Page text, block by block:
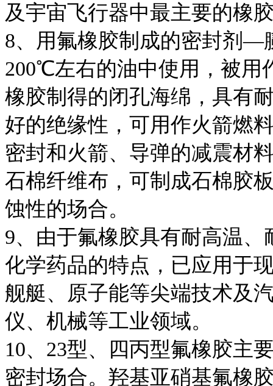
及宇宙飞行器中最主要的橡
8、用氟橡胶制成的密封剂—
200℃左右的油中使用，被用
橡胶制得的闭孔海绵，具有
好的绝缘性，可用作火箭燃
密封和火箭、导弹的减震材
石棉纤维布，可制成石棉胶
蚀性的场合。
9、由于氟橡胶具有耐高温
化学药品的特点，已应用于
舰艇、原子能等尖端技术及
仪、机械等工业领域。
10、23型、四丙型氟橡胶主
密封场合。羟基亚硝基氟橡